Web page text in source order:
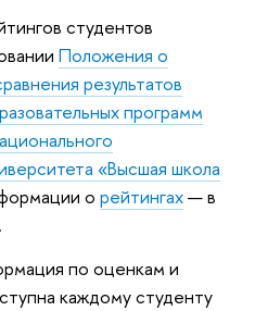
студентов
Положения о
результатов
программ
«Высшая школа
о рейтингах— в
.
по оценкам и
каждому студенту